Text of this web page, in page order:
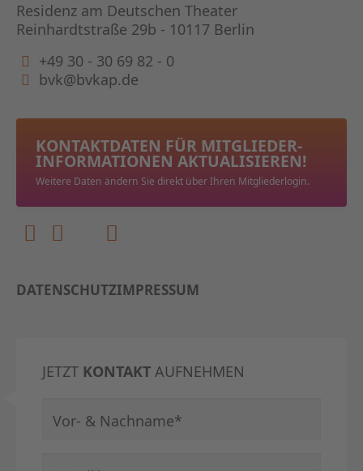
Residenz am Deutschen Theater
Reinhardtstraße 29b - 10117 Berlin
+49 30 - 30 69 82 - 0
bvk@bvkap.de
KONTAKTDATEN FÜR MITGLIEDER­
INFORMATIONEN AKTUALISIEREN!
Weitere Daten ändern Sie direkt über Ihren Mitgliederlogin.
DATENSCHUTZIMPRESSUM
JETZT KONTAKT AUFNEHMEN
Pflichtfeld
Vor- & Nachname*